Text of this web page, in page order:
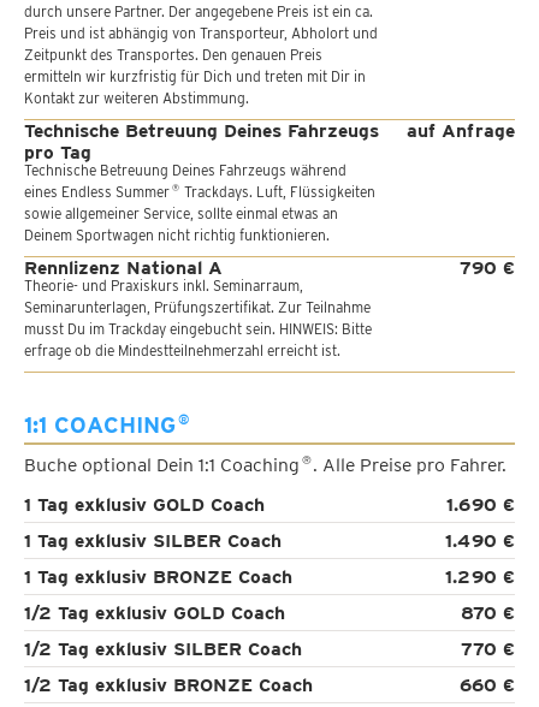
durch unsere Partner. Der angegebene Preis ist ein ca.
Preis und ist abhängig von Transporteur, Abholort und
Zeitpunkt des Transportes. Den genauen Preis
ermitteln wir kurzfristig für Dich und treten mit Dir in
Kontakt zur weiteren Abstimmung.
Technische Betreuung Deines Fahrzeugs
pro Tag
auf Anfrage
Technische Betreuung Deines Fahrzeugs während
eines Endless Summer ® Trackdays. Luft, Flüssigkeiten
sowie allgemeiner Service, sollte einmal etwas an
Deinem Sportwagen nicht richtig funktionieren.
Rennlizenz National A 790 €
Theorie- und Praxiskurs inkl. Seminarraum,
Seminarunterlagen, Prüfungszertifikat. Zur Teilnahme
musst Du im Trackday eingebucht sein. HINWEIS: Bitte
erfrage ob die Mindestteilnehmerzahl erreicht ist.
1:1 COACHING®
Buche optional Dein 1:1 Coaching ®. Alle Preise pro Fahrer.
1 Tag exklusiv GOLD Coach
1.690 €
1 Tag exklusiv SILBER Coach
1.490 €
1 Tag exklusiv BRONZE Coach
1.290 €
1/2 Tag exklusiv GOLD Coach
870 €
1/2 Tag exklusiv SILBER Coach
770 €
1/2 Tag exklusiv BRONZE Coach
660 €